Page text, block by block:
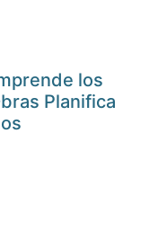
los
Planifica